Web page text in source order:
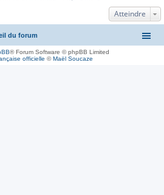
Atteindre
du forum
® Forum Software © phpBB Limited
officielle ©Maël Soucaze